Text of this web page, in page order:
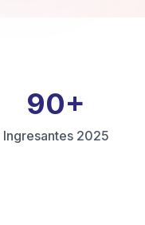
90+
Ingresantes 2025